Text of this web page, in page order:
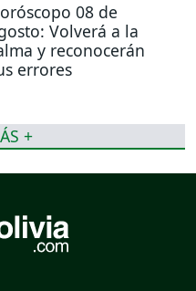
08 de
Volverá a la
y reconocerán
errores
+